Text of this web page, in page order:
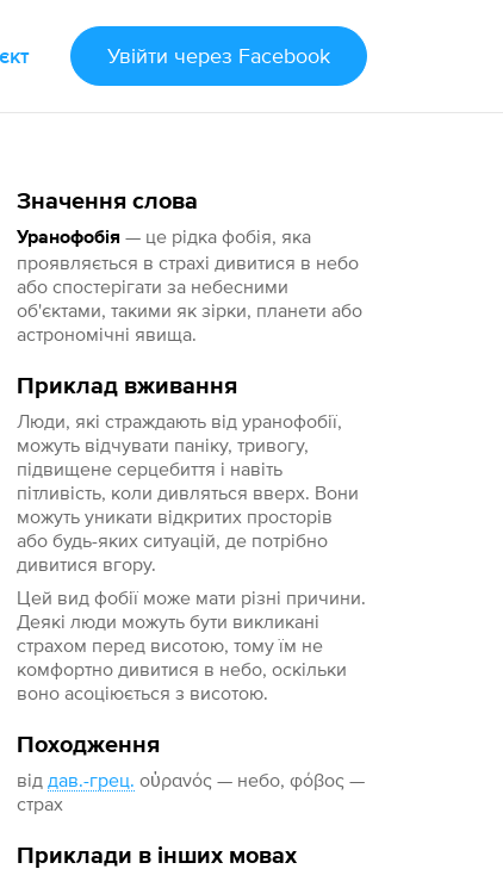
Увійти через Facebook
Значення слова
Уранофобія — це рідка фобія, яка
проявляється в страхі дивитися в небо
або спостерігати за небесними
об'єктами, такими як зірки, планети або
астрономічні явища.
Приклад вживання
Люди, які страждають від уранофобії,
можуть відчувати паніку, тривогу,
підвищене серцебиття і навіть
пітливість, коли дивляться вверх. Вони
можуть уникати відкритих просторів
або будь-яких ситуацій, де потрібно
дивитися вгору.
Цей вид фобії може мати різні причини.
Деякі люди можуть бути викликані
страхом перед висотою, тому їм не
комфортно дивитися в небо, оскільки
воно асоціюється з висотою.
Походження
від дав.-грец. οὐρανός — небо, φόβος —
страх
Приклади в інших мовах